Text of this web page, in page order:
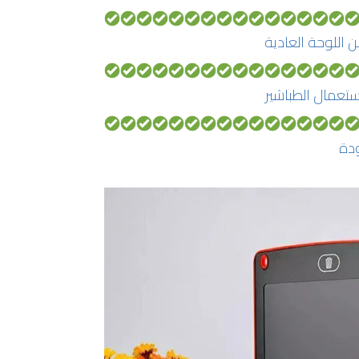
اللوحة العادية
الطباشير